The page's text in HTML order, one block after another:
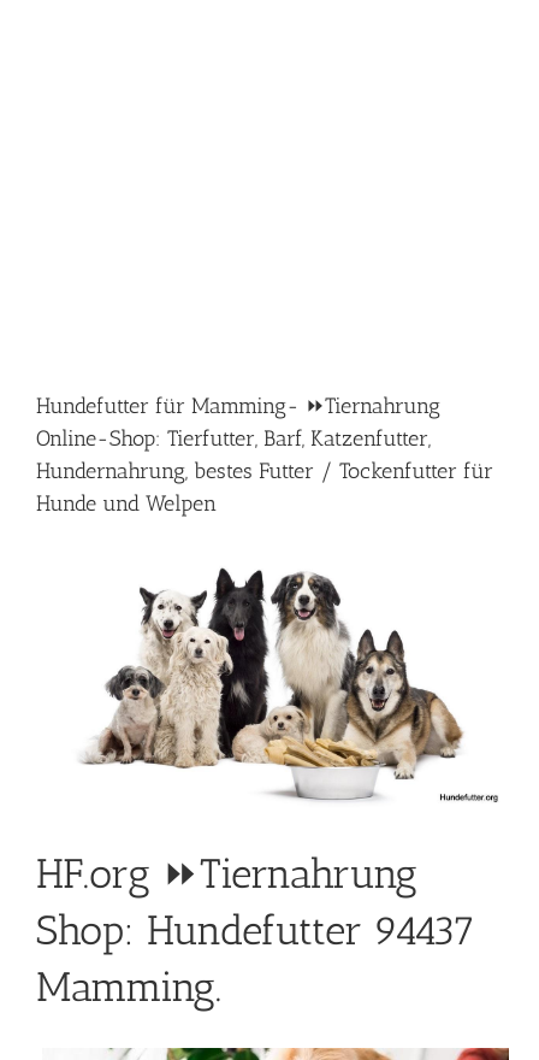
Hundefutter für Mamming- ⏩Tiernahrung
Online-Shop: Tierfutter, Barf, Katzenfutter,
Hundernahrung, bestes Futter / Tockenfutter für
Hunde und Welpen
HF.org ⏩Tiernahrung
Shop: Hundefutter 94437
Mamming.